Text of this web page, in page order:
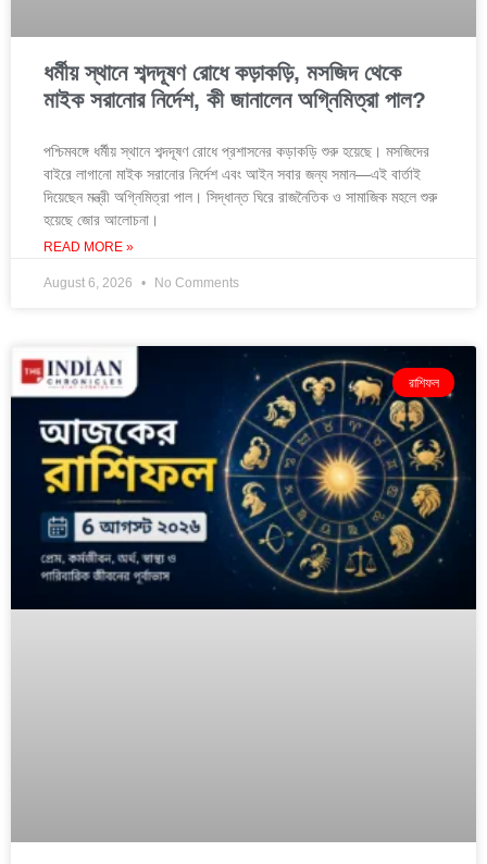
ধর্মীয় স্থানে শব্দদূষণ রোধে কড়াকড়ি, মসজিদ থেকে
মাইক সরানোর নির্দেশ, কী জানালেন অগ্নিমিত্রা পাল?
পশ্চিমবঙ্গে ধর্মীয় স্থানে শব্দদূষণ রোধে প্রশাসনের কড়াকড়ি শুরু হয়েছে। মসজিদের
বাইরে লাগানো মাইক সরানোর নির্দেশ এবং আইন সবার জন্য সমান—এই বার্তাই
দিয়েছেন মন্ত্রী অগ্নিমিত্রা পাল। সিদ্ধান্ত ঘিরে রাজনৈতিক ও সামাজিক মহলে শুরু
হয়েছে জোর আলোচনা।
READ MORE »
August 6, 2026 No Comments
রাশিফল